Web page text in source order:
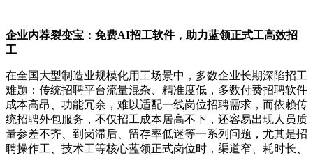
企业内荐裂变宝：免费AI招工软件，助力蓝领正式工高效招
工
在全国大型制造业规模化用工场景中，多数企业长期深陷招工
难题：传统招聘平台流量混杂、精准度低，多数付费招聘软件
成本高昂、功能冗余，难以适配一线岗位招聘需求，而依赖传
统招聘外包服务，不仅招工成本居高不下，还容易出现人员质
量参差不齐、到岗滞后、留存率低迷等一系列问题，尤其是招
聘操作工、技术工等核心蓝领正式岗位时，渠道窄、耗时长、